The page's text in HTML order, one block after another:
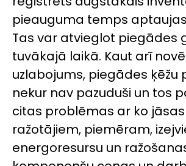
pieauguma temps
Tas var atvieglot piegādes
tuvākajā laikā. Kaut arī
uzlabojums, piegādes ķēžu
nekur nav pazuduši un tos
citas problēmas ar ko
ražotājiem, piemēram,
energoresursu un